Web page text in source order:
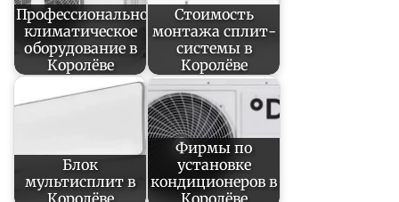
Профессиональное
климатическое
оборудование в
Королёве
Стоимость
монтажа сплит-
системы в
Королёве
Блок
мультисплит в
Королёве
Фирмы по
установке
кондиционеров в
Королёве